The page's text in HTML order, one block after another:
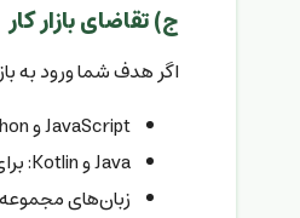
ج) تقاضای بازار کار
اگر هدف شما ورود به
JavaScript و Python: برای توسعه وب و هوش مصنوعی.
Java و Kotlin: برای توسعه اندروید.
زبان‌های